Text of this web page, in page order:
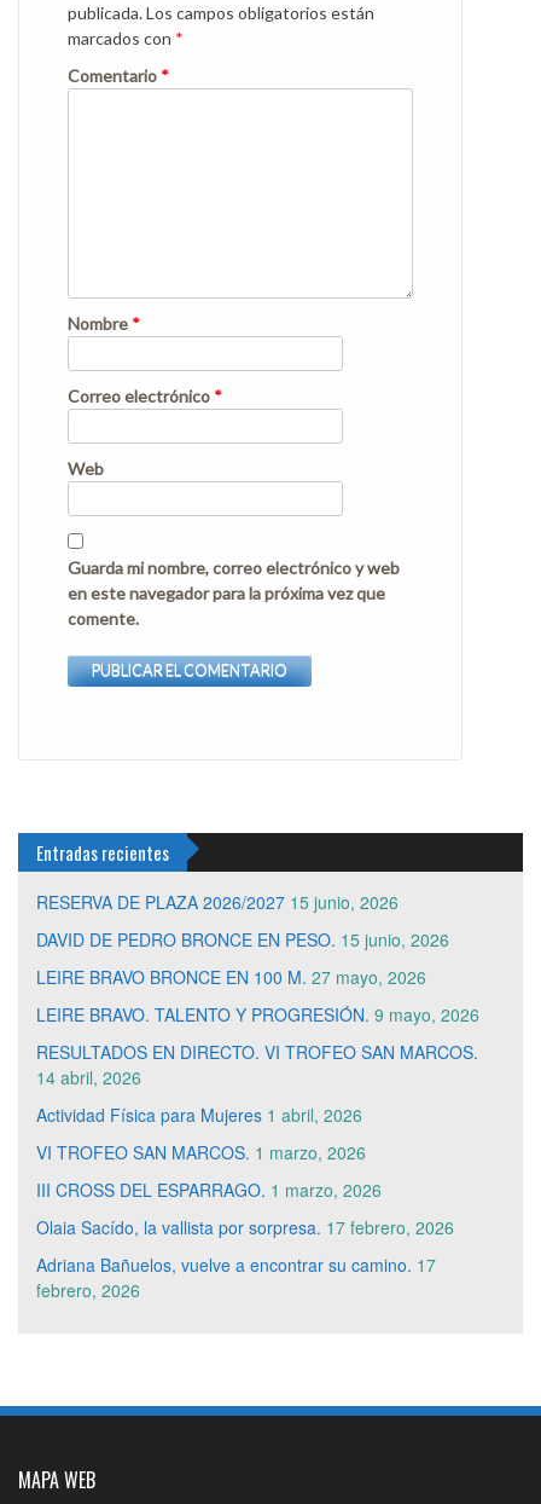
publicada.Los campos obligatorios están
marcados con *
Comentario *
Nombre *
Correo electrónico *
Web
Guarda mi nombre, correo electrónico y web
en este navegador para la próxima vez que
comente.
Entradas recientes
RESERVA DE PLAZA 2026/2027 15 junio, 2026
DAVID DE PEDRO BRONCE EN PESO. 15 junio, 2026
LEIRE BRAVO BRONCE EN 100 M. 27 mayo, 2026
LEIRE BRAVO. TALENTO Y PROGRESIÓN. 9 mayo, 2026
RESULTADOS EN DIRECTO. VI TROFEO SAN MARCOS.
14 abril, 2026
Actividad Física para Mujeres 1 abril, 2026
VI TROFEO SAN MARCOS. 1 marzo, 2026
III CROSS DEL ESPARRAGO. 1 marzo, 2026
Olaia Sacído, la vallista por sorpresa. 17 febrero, 2026
Adriana Bañuelos, vuelve a encontrar su camino. 17
febrero, 2026
MAPA WEB